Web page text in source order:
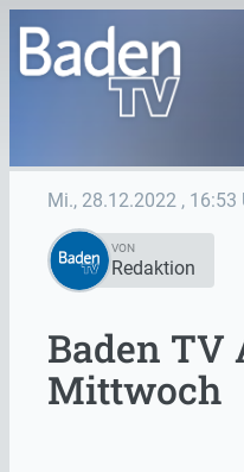
Mi., 28.12.2022 , 16:53
VON
Redaktion
Baden TV
Mittwoch